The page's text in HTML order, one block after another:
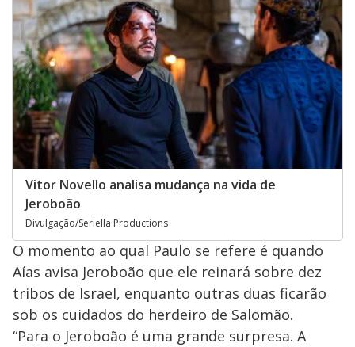
Vitor Novello analisa mudança na vida de
Jeroboão
Divulgação/Seriella Productions
O momento ao qual Paulo se refere é quando
Aías avisa Jeroboão que ele reinará sobre dez
tribos de Israel, enquanto outras duas ficarão
sob os cuidados do herdeiro de Salomão.
“Para o Jeroboão é uma grande surpresa. A